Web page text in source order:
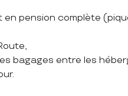
en pension complète
bagages entre les